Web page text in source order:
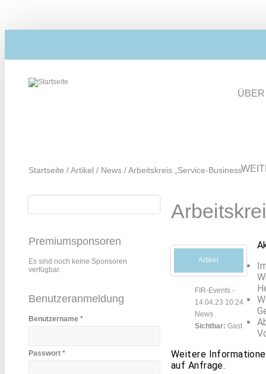
Startseite /Artikel / News /Arbeitskreis „Service-Business“
Suche
Premiumsponsoren
Es sind noch keine Sponsoren
verfügbar.
Benutzeranmeldung
Benutzername *
Passwort *
Artikel
FIR-Events -
14.04.23 10:24
News
Sichtbar: Gast
Weitere
auf Anfrage.